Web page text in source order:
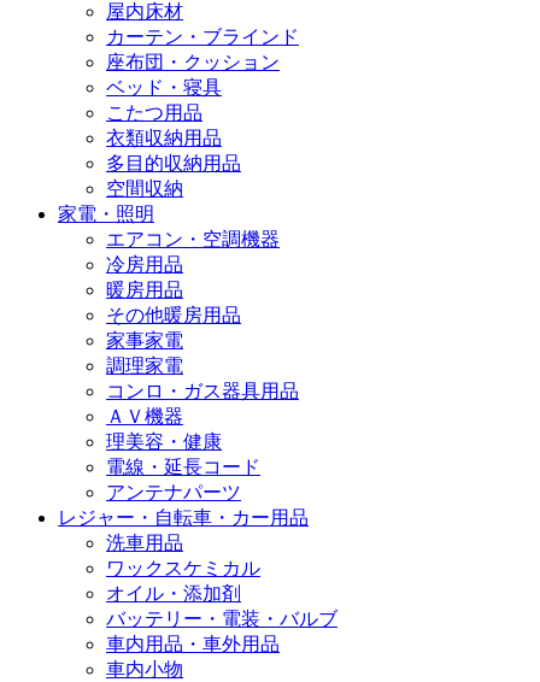
屋内床材
カーテン・ブラインド
座布団・クッション
ベッド・寝具
こたつ用品
衣類収納用品
多目的収納用品
空間収納
家電・照明
エアコン・空調機器
冷房用品
暖房用品
その他暖房用品
家事家電
調理家電
コンロ・ガス器具用品
ＡＶ機器
理美容・健康
電線・延長コード
アンテナパーツ
レジャー・自転車・カー用品
洗車用品
ワックスケミカル
オイル・添加剤
バッテリー・電装・バルブ
車内用品・車外用品
車内小物